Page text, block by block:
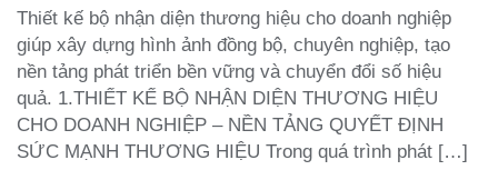
Thiết kế bộ nhận diện thương hiệu cho doanh nghiệp
giúp xây dựng hình ảnh đồng bộ, chuyên nghiệp, tạo
nền tảng phát triển bền vững và chuyển đổi số hiệu
quả. 1.THIẾT KẾ BỘ NHẬN DIỆN THƯƠNG HIỆU
CHO DOANH NGHIỆP – NỀN TẢNG QUYẾT ĐỊNH
SỨC MẠNH THƯƠNG HIỆU Trong quá trình phát […]